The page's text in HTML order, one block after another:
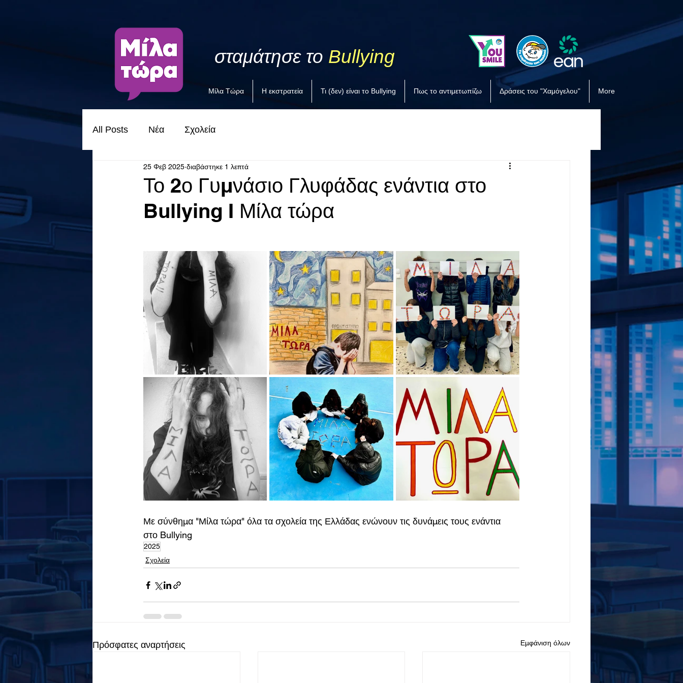
σταμάτησε το Bullying
Μίλα Τώρα Η εκστρατεία Τι (δεν) είναι το Bullying Πως το αντιμετωπίζω Δράσεις του "Χαμόγελου" More
All Posts Νέα Σχολεία
Το 2ο Γυμνάσιο Γλυφάδας ενάντια στο
Bullying I Μίλα τώρα
25 Φεβ 2025 διαβάστηκε 1 λεπτά
Με σύνθημα "Μίλα τώρα" όλα τα σχολεία της Ελλάδας ενώνουν τις δυνάμεις τους ενάντια
στο Bullying
2025
Σχολεία
Πρόσφατες αναρτήσεις Εμφάνιση όλων